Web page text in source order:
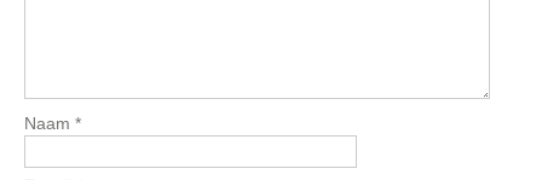
Naam *